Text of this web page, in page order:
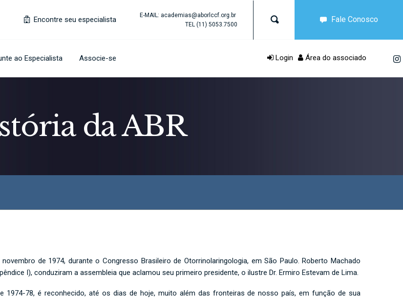
Encontre seu especialista
E-MAIL: academias@aborlccf.org.br
TEL (11) 5053.7500
Fale Conosco
ao Especialista Associe-se Login Área do associado
da ABR
de 1974, durante o Congresso Brasileiro de Otorrinolaringologia, em São Paulo. Roberto Machado
I), conduziram a assembleia que aclamou seu primeiro presidente, o ilustre Dr. Ermiro Estevam de Lima.
1974-78, é reconhecido, até os dias de hoje, muito além das fronteiras de nosso país, em função de sua